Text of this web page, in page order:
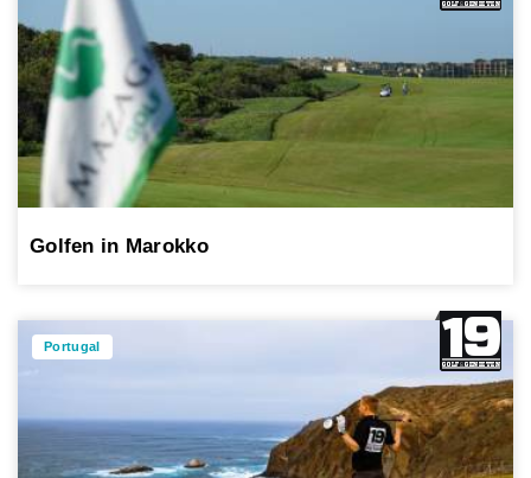
Golfen in Marokko
Portugal